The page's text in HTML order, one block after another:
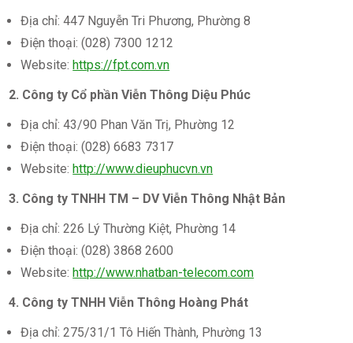
Địa chỉ: 447 Nguyễn Tri Phương, Phường 8
Điện thoại: (028) 7300 1212
Website:https://fpt.com.vn
2. Công ty Cổ phần Viễn Thông Diệu Phúc
Địa chỉ: 43/90 Phan Văn Trị, Phường 12
Điện thoại: (028) 6683 7317
Website:http://www.dieuphucvn.vn
3. Công ty TNHH TM – DV Viễn Thông Nhật Bản
Địa chỉ: 226 Lý Thường Kiệt, Phường 14
Điện thoại: (028) 3868 2600
Website:http://www.nhatban-telecom.com
4. Công ty TNHH Viễn Thông Hoàng Phát
Địa chỉ: 275/31/1 Tô Hiến Thành, Phường 13